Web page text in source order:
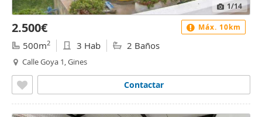
1/14
2.500€
500m2 3 Hab 2 Baños
Calle Goya 1, Gines
Contactar
Máx. 10km